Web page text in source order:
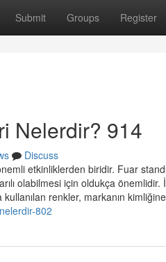
Submit Groups Register
Nelerdir? 914
Discuss
etkinliklerden biridir. Fuar
olabilmesi için oldukça önemlidir.
kullanılan renkler, markanın
802